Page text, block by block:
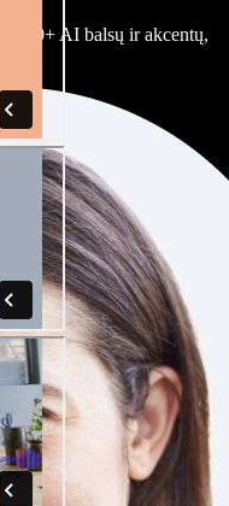
100+ AI balsų ir akcentų,